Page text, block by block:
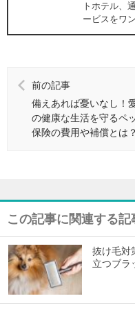
トホテル、
ービスをワ
前の記事
備えあれば憂いなし！
の健康な生活を守るペ
保険の費用や補償とは？
この記事に関連する記
抜け毛対
立つブラ